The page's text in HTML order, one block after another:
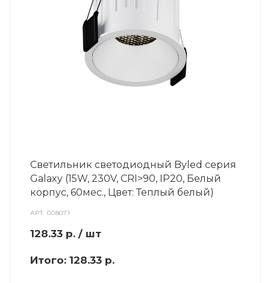
Светильник светодиодный Byled серия
Galaxy (15W, 230V, CRI>90, IP20, Белый
корпус, 60мес., Цвет: Теплый белый)
АРТ.008071
128.33 р. / шт
Итого: 128.33 р.